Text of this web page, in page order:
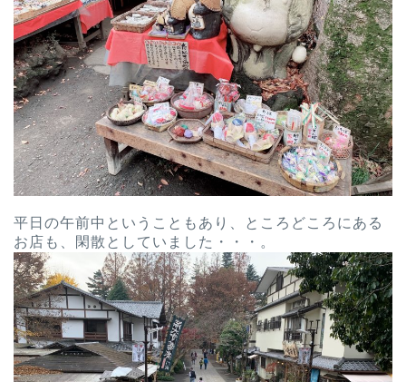
平日の午前中ということもあり、ところどころにある
お店も、閑散としていました・・・。